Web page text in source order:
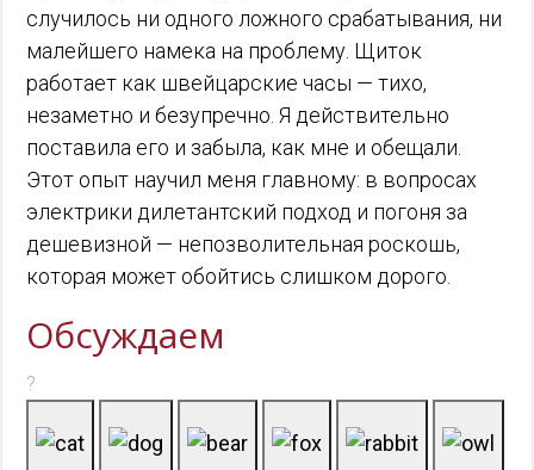
случилось ни одного ложного срабатывания, ни
малейшего намека на проблему. Щиток
работает как швейцарские часы — тихо,
незаметно и безупречно. Я действительно
поставила его и забыла, как мне и обещали.
Этот опыт научил меня главному: в вопросах
электрики дилетантский подход и погоня за
дешевизной — непозволительная роскошь,
которая может обойтись слишком дорого.
Обсуждаем
?